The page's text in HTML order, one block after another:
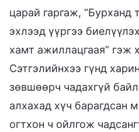
царай гаргаж, “Бурханд
эхлээд үүргээ
хамт ажиллацгаая” гэж
Сэтгэлийнхээ гүнд
зөвшөөрч чадахгүй
алхахад хүч барагдсан
огтхон ч ойлгож